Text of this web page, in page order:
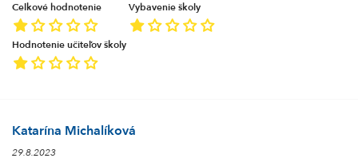
Celkové hodnotenie Vybavenie školy
Hodnotenie učiteľov školy
Katarína Michalíková
29.8.2023